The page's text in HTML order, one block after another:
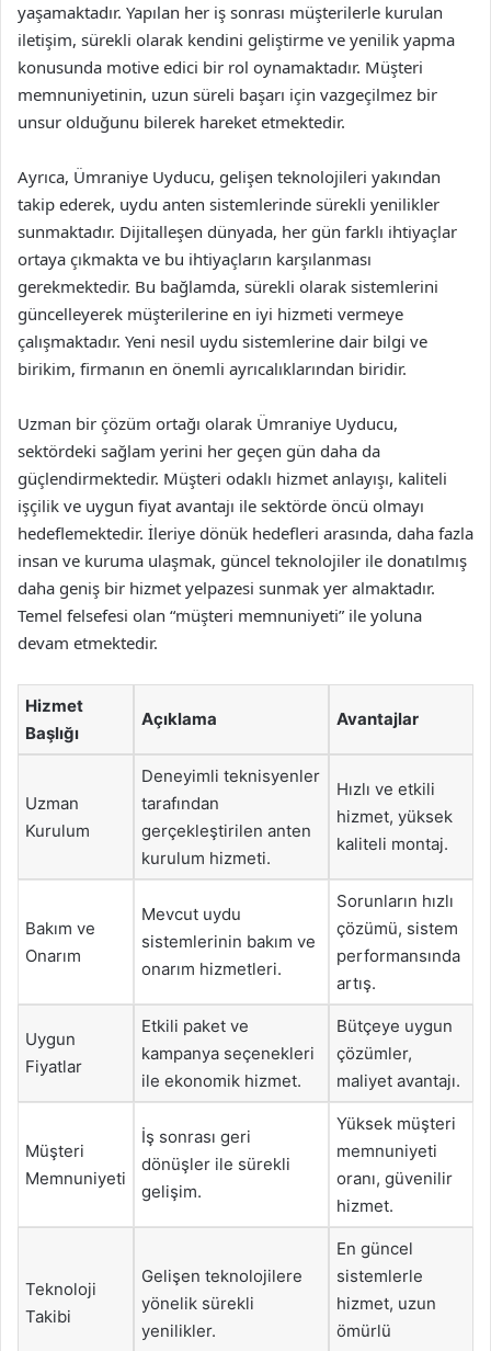
yaşamaktadır. Yapılan her iş sonrası müşterilerle kurulan
iletişim, sürekli olarak kendini geliştirme ve yenilik yapma
konusunda motive edici bir rol oynamaktadır. Müşteri
memnuniyetinin, uzun süreli başarı için vazgeçilmez bir
unsur olduğunu bilerek hareket etmektedir.
Ayrıca, Ümraniye Uyducu, gelişen teknolojileri yakından
takip ederek, uydu anten sistemlerinde sürekli yenilikler
sunmaktadır. Dijitalleşen dünyada, her gün farklı ihtiyaçlar
ortaya çıkmakta ve bu ihtiyaçların karşılanması
gerekmektedir. Bu bağlamda, sürekli olarak sistemlerini
güncelleyerek müşterilerine en iyi hizmeti vermeye
çalışmaktadır. Yeni nesil uydu sistemlerine dair bilgi ve
birikim, firmanın en önemli ayrıcalıklarından biridir.
Uzman bir çözüm ortağı olarak Ümraniye Uyducu,
sektördeki sağlam yerini her geçen gün daha da
güçlendirmektedir. Müşteri odaklı hizmet anlayışı, kaliteli
işçilik ve uygun fiyat avantajı ile sektörde öncü olmayı
hedeflemektedir. İleriye dönük hedefleri arasında, daha fazla
insan ve kuruma ulaşmak, güncel teknolojiler ile donatılmış
daha geniş bir hizmet yelpazesi sunmak yer almaktadır.
Temel felsefesi olan “müşteri memnuniyeti” ile yoluna
devam etmektedir.
Hizmet
Başlığı
Açıklama Avantajlar
Uzman
Kurulum
Deneyimli teknisyenler
tarafından
gerçekleştirilen anten
kurulum hizmeti.
Hızlı ve etkili
hizmet, yüksek
kaliteli montaj.
Bakım ve
Onarım
Mevcut uydu
sistemlerinin bakım ve
onarım hizmetleri.
Sorunların hızlı
çözümü, sistem
performansında
artış.
Uygun
Fiyatlar
Etkili paket ve
kampanya seçenekleri
ile ekonomik hizmet.
Bütçeye uygun
çözümler,
maliyet avantajı.
Müşteri
Memnuniyeti
İş sonrası geri
dönüşler ile sürekli
gelişim.
Yüksek müşteri
memnuniyeti
oranı, güvenilir
hizmet.
Teknoloji
Takibi
Gelişen teknolojilere
yönelik sürekli
yenilikler.
En güncel
sistemlerle
hizmet, uzun
ömürlü